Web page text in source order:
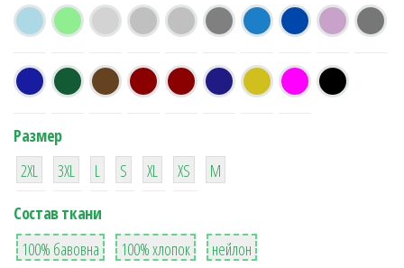
Размер
38
2XL
16
3XL
42
L
42
S
42
XL XS
М
Состав ткани
8
100% бавовна
36
100% хлопок
2
нейлон